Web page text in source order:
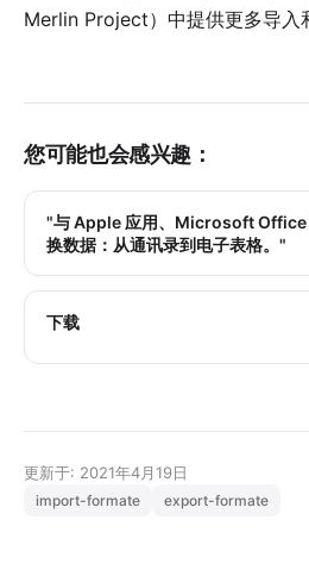
Merlin Project）中提供更多导入
您可能也会感兴趣：
"与 Apple 应用、Microsoft Office
换数据：从通讯录到电子表格。"
下载
更新于: 2021年4月19日
import-formate export-formate